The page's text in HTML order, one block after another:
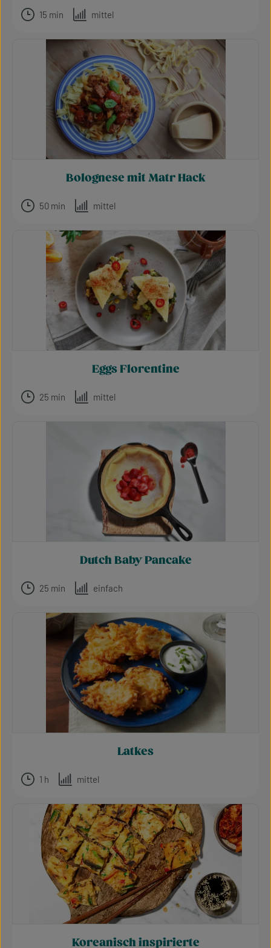
15 min mittel
Bolognese mit Matr Hack
50 min mittel
Eggs Florentine
25 min mittel
Dutch Baby Pancake
25 min einfach
Latkes
1 h mittel
Koreanisch inspirierte